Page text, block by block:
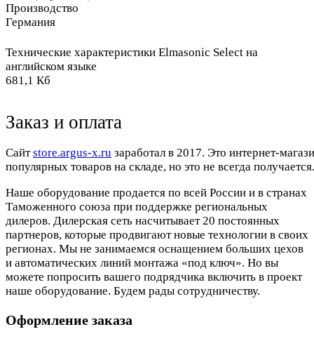
Производство
Германия
Технические характеристики Elmasonic Select на
английском языке
681,1 Кб
Заказ и оплата
Cайтstore.argus-x.ru заработал в 2017. Это интернет-
популярных товаров на складе, но это не всегда
Наше оборудование продается по всей России и в странах
Таможенного союза при поддержке региональных
дилеров. Дилерская сеть насчитывает 20 постоянных
партнеров, которые продвигают новые технологии в своих
регионах. Мы не занимаемся оснащением больших цехов
и автоматических линий монтажа «под ключ». Но вы
можете попросить вашего подрядчика включить в проект
наше оборудование. Будем рады сотрудничеству.
Оформление заказа